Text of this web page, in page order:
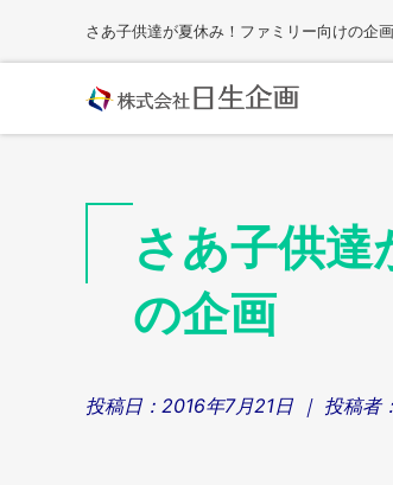
content
さあ子供達が夏休み！ファミリー向けの企画
さあ子供
の企画
投稿日： 2016年7月21日 ｜ 投稿者：